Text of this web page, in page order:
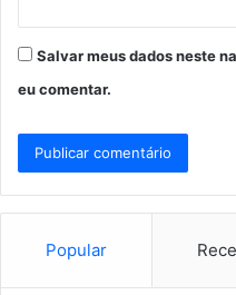
Salvar meus dados neste
eu comentar.
Popular